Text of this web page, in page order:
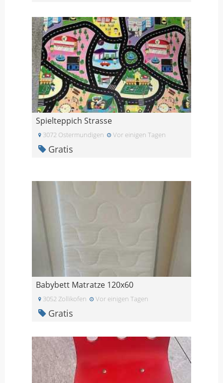
Spielteppich Strasse
3072 Ostermundigen Vor einigen Tagen
Gratis
Babybett Matratze 120x60
3052 Zollikofen Vor einigen Tagen
Gratis